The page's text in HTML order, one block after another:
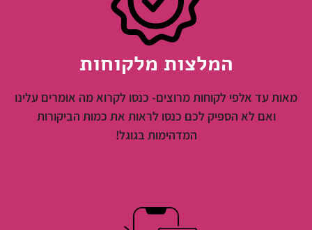
המלצות מלקוחות
מאות עד אלפי לקוחות מרוצים- כנסו לקרוא מה אומרים עלינו
ואם לא הספיק לכם כנסו לראות את כמות הביקורות
המדהימות בגוגל!